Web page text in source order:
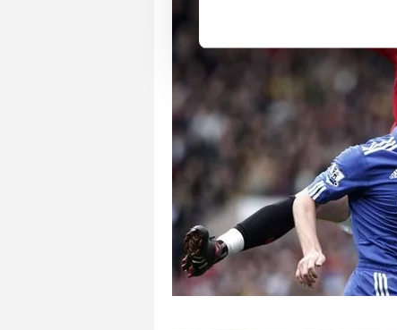
Sizlere daha iyi bir hizmet
çerezler vasıtasıyla çeşitli
amacıyla kullanılmaktadır.
reklam/pazarlama
Çerezlere ilişkin tercihlerinizi
butonuna tıklayabilir,Çerez
6698 sayılı Kişisel Verilerin
mevzuata uygun olarak